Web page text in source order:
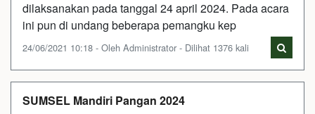
dilaksanakan pada tanggal 24 april 2024. Pada acara
ini pun di undang beberapa pemangku kep
24/06/2021 10:18 - Oleh Administrator - Dilihat 1376 kali
SUMSEL Mandiri Pangan 2024